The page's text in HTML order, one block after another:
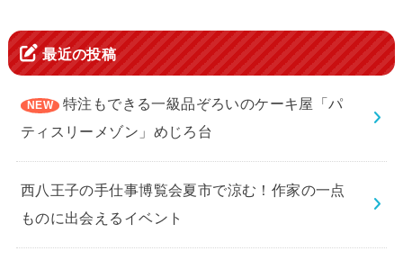
最近の投稿
特注もできる一級品ぞろいのケーキ屋「パ
ティスリーメゾン」めじろ台
西八王子の手仕事博覧会夏市で涼む！作家の一点
ものに出会えるイベント